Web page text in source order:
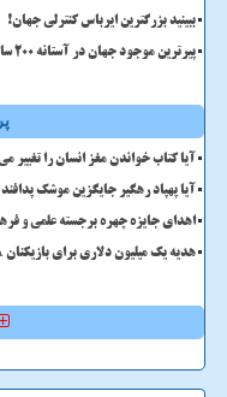
ببینید بزرگترین ایرباس کنترلی جهان!
پیرترین موجود جهان در آستانه ۲۰۰ سالگی خبرساز شد
آیا کتاب خواندن مغز انسان را تغییر
آیا پهپاد رهگیر جایگزین موشک
اهدای جایزه چهره برجسته علمی و
هدیه یک میلیون دلاری برای بازیکنان GTA